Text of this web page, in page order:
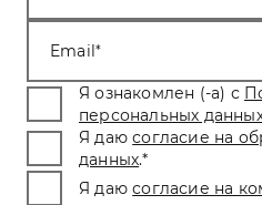
Email
Я ознакомлен (-а) с
персональных
Я даю согласие на
данных.*
Я даю согласие на